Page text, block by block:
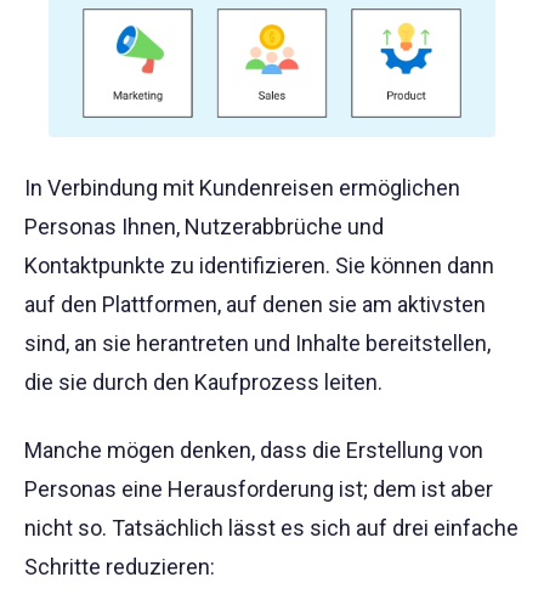
In Verbindung mit Kundenreisen ermöglichen
Personas Ihnen, Nutzerabbrüche und
Kontaktpunkte zu identifizieren. Sie können dann
auf den Plattformen, auf denen sie am aktivsten
sind, an sie herantreten und Inhalte bereitstellen,
die sie durch den Kaufprozess leiten.
Manche mögen denken, dass die Erstellung von
Personas eine Herausforderung ist; dem ist aber
nicht so. Tatsächlich lässt es sich auf drei einfache
Schritte reduzieren: